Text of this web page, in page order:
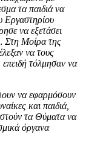
τα παιδιά να
Εργαστηρίου
να εξετάσει
Στη Μοίρα της
να τους
τόλμησαν να
να εφαρμόσουν
και παιδιά,
τα Θύματα να
όργανα